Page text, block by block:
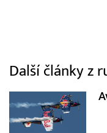
Další články z